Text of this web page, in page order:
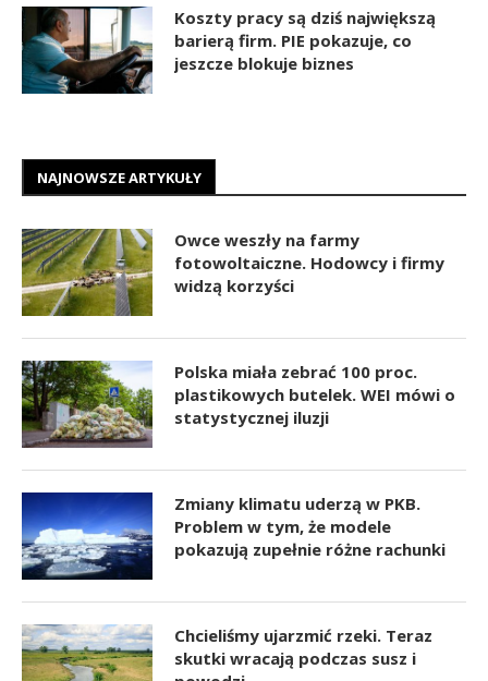
Koszty pracy są dziś największą
barierą firm. PIE pokazuje, co
jeszcze blokuje biznes
NAJNOWSZE ARTYKUŁY
Owce weszły na farmy
fotowoltaiczne. Hodowcy i firmy
widzą korzyści
Polska miała zebrać 100 proc.
plastikowych butelek. WEI mówi o
statystycznej iluzji
Zmiany klimatu uderzą w PKB.
Problem w tym, że modele
pokazują zupełnie różne rachunki
Chcieliśmy ujarzmić rzeki. Teraz
skutki wracają podczas susz i